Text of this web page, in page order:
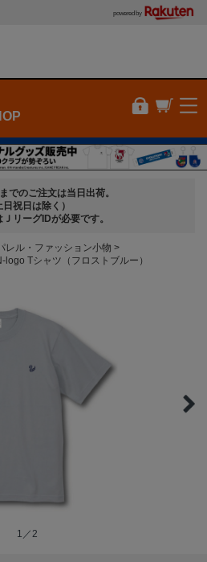
powered by
でのご注文は当日出荷。
日祝日は除く）
リーグIDが必要です。
レル・ファッション小物
logo Tシャツ（フロストブルー）
1／2